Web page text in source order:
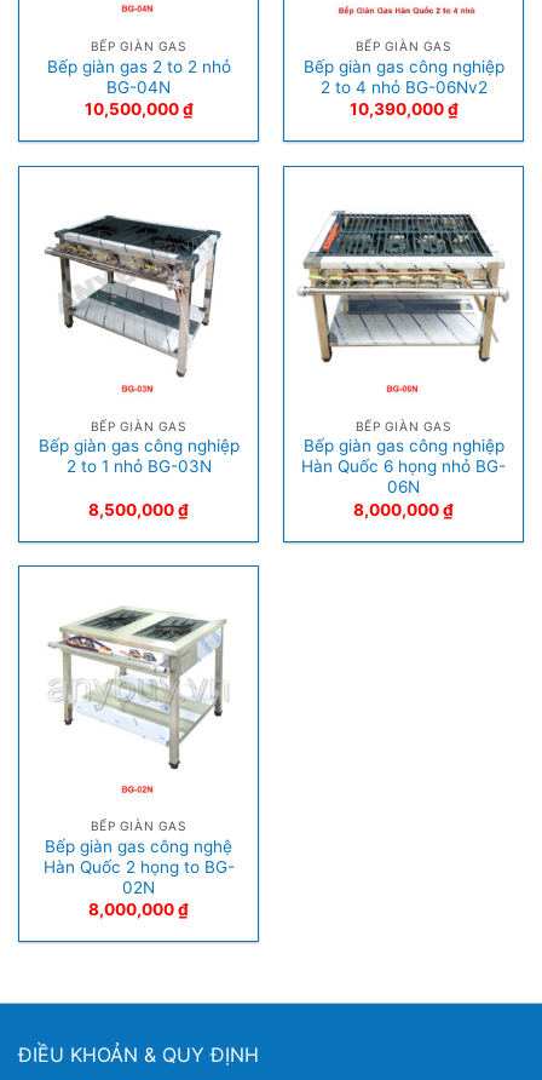
BẾP GIÀN GAS
Bếp giàn gas 2 to 2 nhỏ
BG-04N
10,500,000₫
BẾP GIÀN GAS
Bếp giàn gas công nghiệp
2 to 4 nhỏ BG-06Nv2
10,390,000₫
BẾP GIÀN GAS
Bếp giàn gas công nghiệp
2 to 1 nhỏ BG-03N
8,500,000₫
BẾP GIÀN GAS
Bếp giàn gas công nghiệp
Hàn Quốc 6 họng nhỏ BG-
06N
8,000,000₫
BẾP GIÀN GAS
Bếp giàn gas công nghệ
Hàn Quốc 2 họng to BG-
02N
8,000,000₫
ĐIỀU KHOẢN & QUY ĐỊNH